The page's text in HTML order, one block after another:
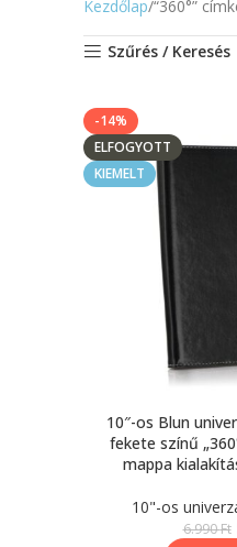
Kezdőlap “360°”
Szűrés / Keresés
-14%
ELFOGYOTT
KIEMELT
10″-os Blun
fekete színű
mappa
10"-os
6.990Ft